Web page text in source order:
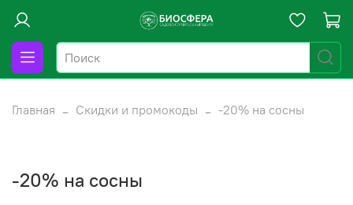
Главная Скидки и промокоды -20% на сосны
-20% на сосны